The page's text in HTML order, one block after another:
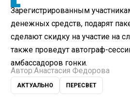
Зарегистрированным
денежных средств, подарят
сделают скидку на участие на
также проведут автограф-
амбассадоров гонки.
Автор:Анастасия Федорова
АКТУАЛЬНО ПЕРЕСВЕТ